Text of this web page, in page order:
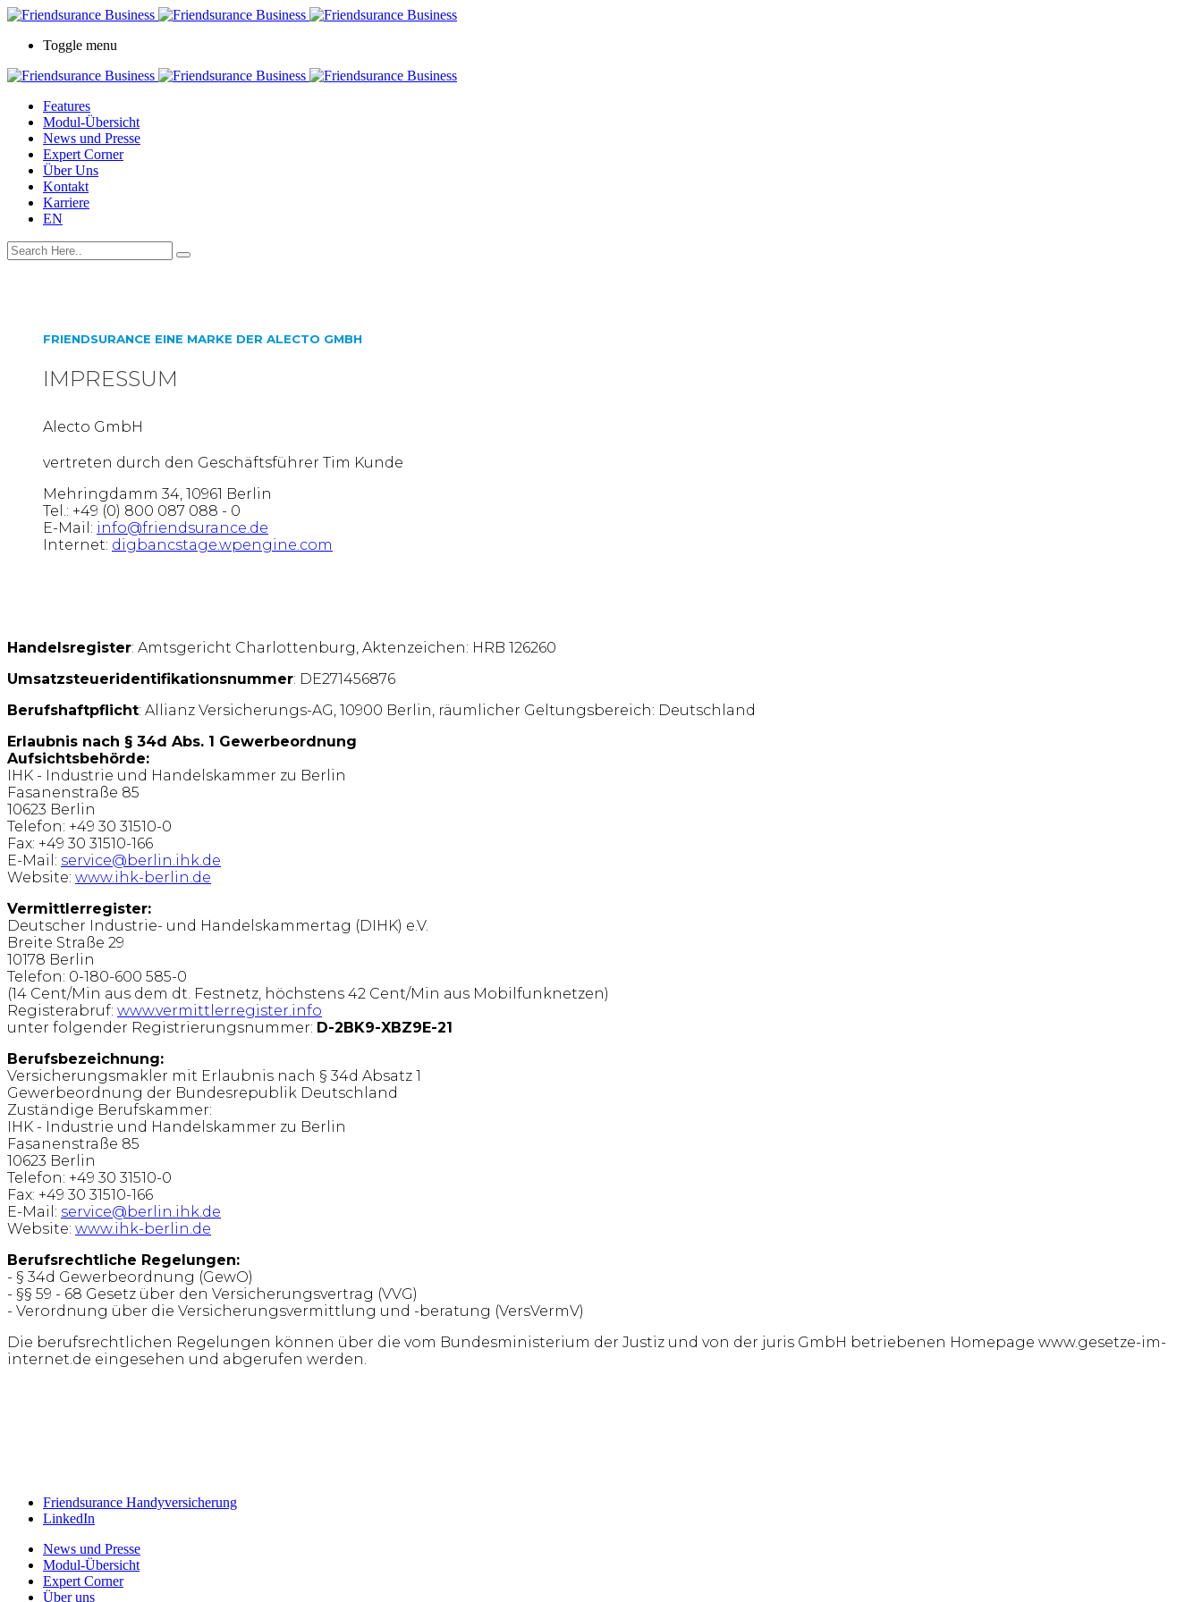
Toggle menu
Features
Modul-Übersicht
News und Presse
Expert Corner
Über Uns
Kontakt
Karriere
EN
FRIENDSURANCE EINE MARKE DER ALECTO GMBH
IMPRESSUM
Alecto GmbH
vertreten durch den Geschäftsführer Tim Kunde
Mehringdamm 34, 10961 Berlin
Tel.: +49 (0) 800 087 088 - 0
E-Mail: info@friendsurance.de
Internet: digbancstage.wpengine.com
Handelsregister: Amtsgericht Charlottenburg, Aktenzeichen: HRB 126260
Umsatzsteueridentifikationsnummer: DE271456876
Berufshaftpflicht: Allianz Versicherungs-AG, 10900 Berlin, räumlicher Geltungsbereich: Deutschland
Erlaubnis nach § 34d Abs. 1 Gewerbeordnung
Aufsichtsbehörde:
IHK - Industrie und Handelskammer zu Berlin
Fasanenstraße 85
10623 Berlin
Telefon: +49 30 31510-0
Fax: +49 30 31510-166
E-Mail: service@berlin.ihk.de
Website: www.ihk-berlin.de
Vermittlerregister:
Deutscher Industrie- und Handelskammertag (DIHK) e.V.
Breite Straße 29
10178 Berlin
Telefon: 0-180-600 585-0
(14 Cent/Min aus dem dt. Festnetz, höchstens 42 Cent/Min aus Mobilfunknetzen)
Registerabruf: www.vermittlerregister.info
unter folgender Registrierungsnummer: D-2BK9-XBZ9E-21
Berufsbezeichnung:
Versicherungsmakler mit Erlaubnis nach § 34d Absatz 1
Gewerbeordnung der Bundesrepublik Deutschland
Zuständige Berufskammer:
IHK - Industrie und Handelskammer zu Berlin
Fasanenstraße 85
10623 Berlin
Telefon: +49 30 31510-0
Fax: +49 30 31510-166
E-Mail: service@berlin.ihk.de
Website: www.ihk-berlin.de
Berufsrechtliche Regelungen:
- § 34d Gewerbeordnung (GewO)
- §§ 59 - 68 Gesetz über den Versicherungsvertrag (VVG)
- Verordnung über die Versicherungsvermittlung und -beratung (VersVermV)
Die berufsrechtlichen Regelungen können über die vom Bundesministerium der Justiz und von der juris GmbH betriebenen Homepage www.gesetze-im-
internet.de eingesehen und abgerufen werden.
Friendsurance Handyversicherung
LinkedIn
News und Presse
Modul-Übersicht
Expert Corner
Über uns